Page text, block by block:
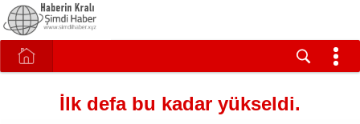
İlk defa bu kadar yükseldi.